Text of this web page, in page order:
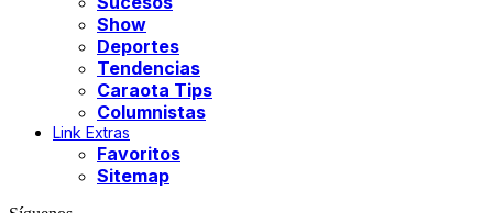
Show
Deportes
Tendencias
Caraota Tips
Columnistas
Link Extras
Favoritos
Sitemap